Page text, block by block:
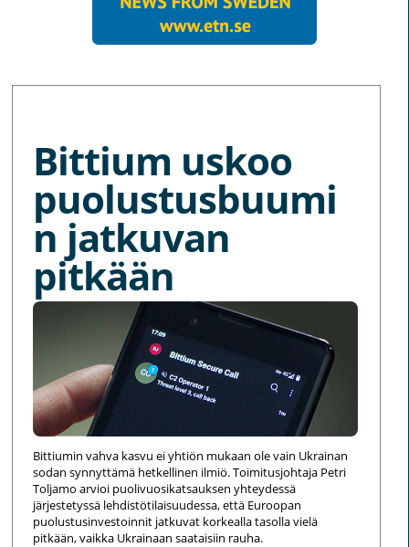
Bittium uskoo
puolustusbuumi
n jatkuvan
pitkään
Bittiumin vahva kasvu ei yhtiön mukaan ole vain Ukrainan
sodan synnyttämä hetkellinen ilmiö. Toimitusjohtaja Petri
Toljamo arvioi puolivuosikatsauksen yhteydessä
järjestetyssä lehdistötilaisuudessa, että Euroopan
puolustusinvestoinnit jatkuvat korkealla tasolla vielä
pitkään, vaikka Ukrainaan saataisiin rauha.